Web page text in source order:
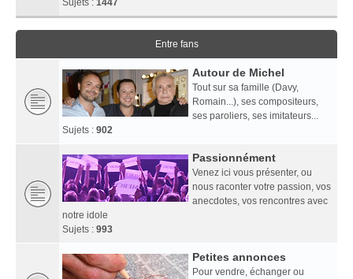
Sujets : 1447
Entre fans
Autour de Michel
Tout sur sa famille (Davy,
Romain...), ses compositeurs,
ses paroliers, ses imitateurs...
Sujets : 902
Passionnément
Venez ici vous présenter, ou
nous raconter votre passion, vos
anecdotes, vos rencontres avec
notre idole
Sujets : 993
Petites annonces
Pour vendre, échanger ou